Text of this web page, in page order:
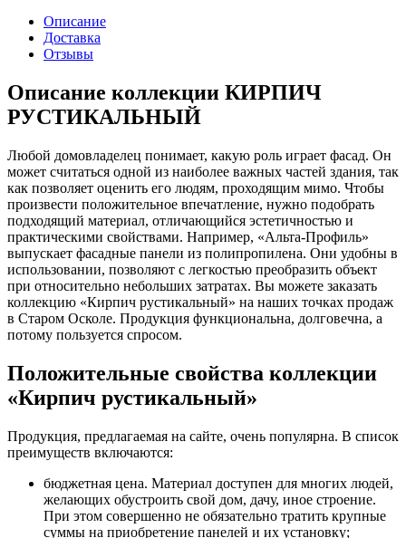
Описание
Доставка
Отзывы
Описание коллекции КИРПИЧ
РУСТИКАЛЬНЫЙ
Любой домовладелец понимает, какую роль играет фасад. Он
может считаться одной из наиболее важных частей здания, так
как позволяет оценить его людям, проходящим мимо. Чтобы
произвести положительное впечатление, нужно подобрать
подходящий материал, отличающийся эстетичностью и
практическими свойствами. Например, «Альта-Профиль»
выпускает фасадные панели из полипропилена. Они удобны в
использовании, позволяют с легкостью преобразить объект
при относительно небольших затратах. Вы можете заказать
коллекцию «Кирпич рустикальный» на наших точках продаж
в Старом Осколе. Продукция функциональна, долговечна, а
потому пользуется спросом.
Положительные свойства коллекции
«Кирпич рустикальный»
Продукция, предлагаемая на сайте, очень популярна. В список
преимуществ включаются:
бюджетная цена. Материал доступен для многих людей,
желающих обустроить свой дом, дачу, иное строение.
При этом совершенно не обязательно тратить крупные
суммы на приобретение панелей и их установку;